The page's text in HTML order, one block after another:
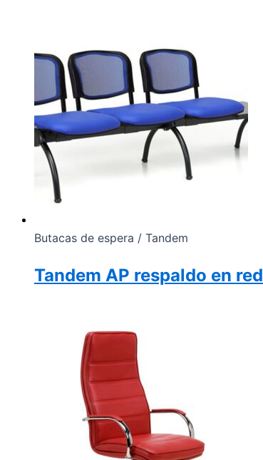
Butacas de espera / Tandem
Tandem AP respaldo en red